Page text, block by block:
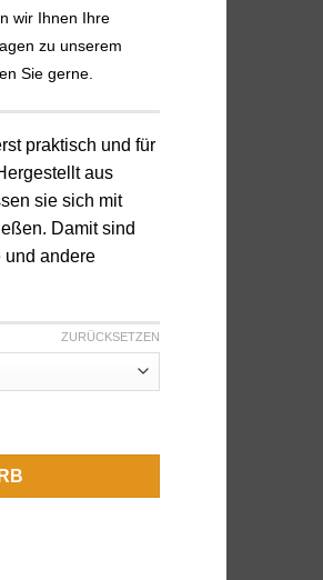
wir Ihnen Ihre
zu unserem
Sie gerne.
praktisch und für
aus
sie sich mit
Damit sind
und andere
ZURÜCKSETZEN